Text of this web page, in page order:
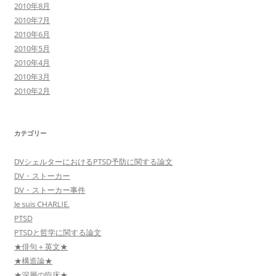
2010年8月
2010年7月
2010年6月
2010年5月
2010年4月
2010年3月
2010年2月
カテゴリー
DVシェルターにおけるPTSD予防に関する論文
DV・ストーカー
DV・ストーカー事件
Je suis CHARLIE.
PTSD
PTSDと哲学に関する論文
★俳句＋英文★
★構造論★